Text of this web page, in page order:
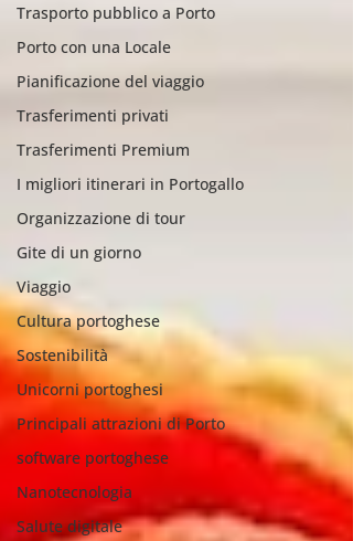
Trasporto pubblico a Porto
Porto con una Locale
Pianificazione del viaggio
Trasferimenti privati
Trasferimenti Premium
I migliori itinerari in Portogallo
Organizzazione di tour
Gite di un giorno
Viaggio
Cultura portoghese
Sostenibilità
Unicorni portoghesi
Principali attrazioni di Porto
software portoghese
Nanotecnologia
Salute digitale